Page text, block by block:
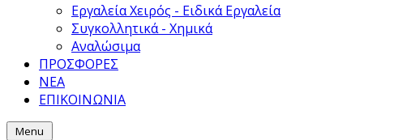
Εργαλεία Χειρός - Ειδικά Εργαλεία
Συγκολλητικά - Χημικά
Αναλώσιμα
ΠΡΟΣΦΟΡΕΣ
ΝΕΑ
ΕΠΙΚΟΙΝΩΝΙΑ
Menu